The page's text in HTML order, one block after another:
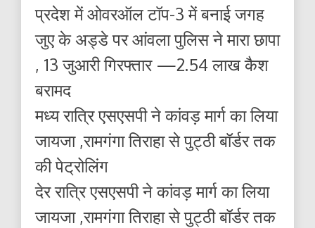
प्रदेश में ओवरऑल टॉप-3 में बनाई जगह
जुए के अड्डे पर आंवला पुलिस ने मारा छापा
, 13 जुआरी गिरफ्तार —2.54 लाख कैश
बरामद
मध्य रात्रि एसएसपी ने कांवड़ मार्ग का लिया
जायजा ,रामगंगा तिराहा से पुट्ठी बॉर्डर तक
की पेट्रोलिंग
देर रात्रि एसएसपी ने कांवड़ मार्ग का लिया
जायजा ,रामगंगा तिराहा से पुट्ठी बॉर्डर तक